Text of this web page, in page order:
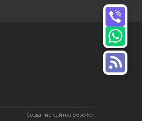
Создание сайтов beseller